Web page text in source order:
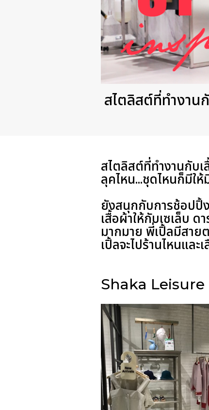
สไตลิสต์ที่ทำงาน
สไตลิสต์ที่ทำงานกับ
ลุคไหน...ชุดไหนก็มี
ยังสนุกกับการช้อปปิ้
เสื้อผ้าให้กับเซเล็บ
มากมาย พี่เปิ้ลมีสาย
เปิ้ลจะไปร้านไหนแล
Shaka Leisure